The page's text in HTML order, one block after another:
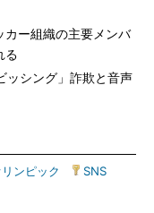
カー組織の主要メンバ
る
ッシング」詐欺と音声
ンピック SNS